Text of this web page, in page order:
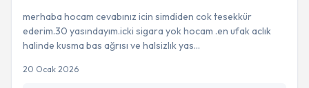
merhaba hocam cevabınız icin simdiden cok tesekkür
ederim.30 yasındayım.icki sigara yok hocam .en ufak aclık
halinde kusma bas ağrısı ve halsizlık yas...
20 Ocak 2026